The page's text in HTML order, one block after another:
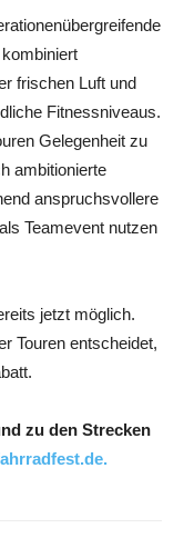
frischen Luft und
Fitnessniveaus.
Gelegenheit zu
ambitionierte
anspruchsvollere
Teamevent nutzen
jetzt möglich.
Touren entscheidet,
zu den Strecken